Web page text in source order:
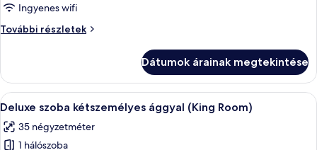
megtekintése:
Szoba
kétszemélyes
Ingyenes wifi
További részletek
Szoba
részletei
Dátumok árainak megtekintése
A
következő
szoba
Egy szállodai szoba, amelyben
6
Deluxe szoba kétszemélyes ággyal (King Room)
35 négyzetméter
1 hálószoba